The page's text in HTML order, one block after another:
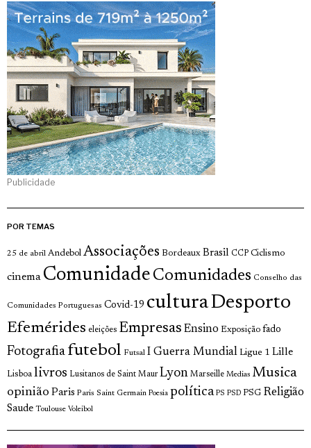
Publicidade
POR TEMAS
25 de abril Andebol Associações Bordeaux Brasil CCP Ciclismo
cinema Comunidade Comunidades Conselho das
Comunidades Portuguesas Covid-19 culturaDesporto
Efemérides eleições Empresas Ensino Exposição fado
Fotografia futebol Futsal I Guerra Mundial Ligue 1 Lille
Lisboa livros Lusitanos de Saint Maur Lyon Marseille Medias Musica
opinião Paris Paris Saint Germain Poesia política PS PSD PSG Religião
Saude Toulouse Voleibol